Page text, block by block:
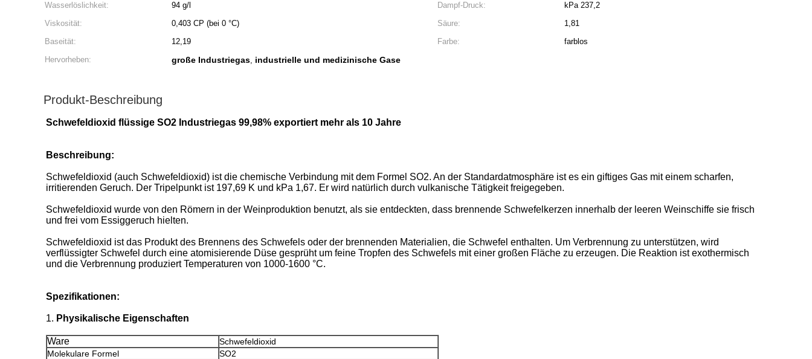
Wasserlöslichkeit:
94 g/l Dampf-Druck:
kPa 237,2
Viskosität:
0,403 CP (bei 0 °C) Säure:
1,81
Baseität:
12,19 Farbe:
farblos
Hervorheben:
große Industriegas, industrielle und medizinische Gase
Produkt-Beschreibung
Schwefeldioxid flüssige SO2 Industriegas 99,98% exportiert mehr als 10 Jahre
Beschreibung:
Schwefeldioxid (auch Schwefeldioxid) ist die chemische Verbindung mit dem Formel SO2. An der Standardatmosphäre ist es ein giftiges Gas mit einem scharfen,
irritierenden Geruch. Der Tripelpunkt ist 197,69 K und kPa 1,67. Er wird natürlich durch vulkanische Tätigkeit freigegeben.
Schwefeldioxid wurde von den Römern in der Weinproduktion benutzt, als sie entdeckten, dass brennende Schwefelkerzen innerhalb der leeren Weinschiffe sie frisch
und frei vom Essiggeruch hielten.
Schwefeldioxid ist das Produkt des Brennens des Schwefels oder der brennenden Materialien, die Schwefel enthalten. Um Verbrennung zu unterstützen, wird
verflüssigter Schwefel durch eine atomisierende Düse gesprüht um feine Tropfen des Schwefels mit einer großen Fläche zu erzeugen. Die Reaktion ist exothermisch
und die Verbrennung produziert Temperaturen von 1000-1600 °C.
Spezifikationen:
1. Physikalische Eigenschaften
Ware
Schwefeldioxid
Molekulare Formel
SO2